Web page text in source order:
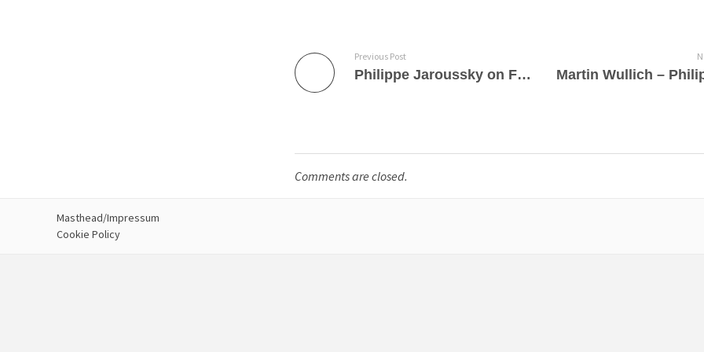
Previous Post
Philippe Jaroussky on Facebook – “La grande tournée Vivaldi est terminée”
Comments are closed.
Masthead/Impressum
Cookie Policy